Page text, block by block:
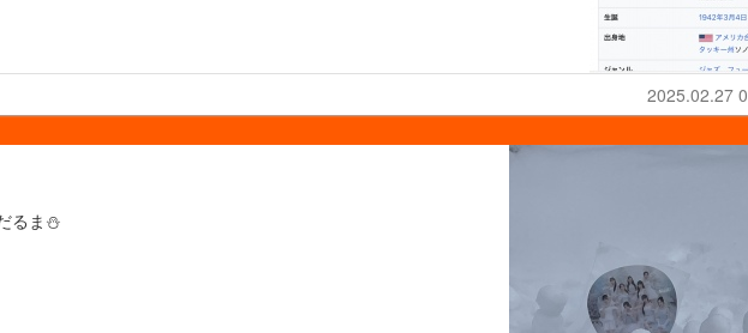
2025.02.27
るま⛄️